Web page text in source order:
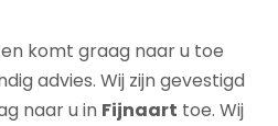
komt graag naar u toe
advies. Wij zijn gevestigd
naar u in Fijnaart toe. Wij